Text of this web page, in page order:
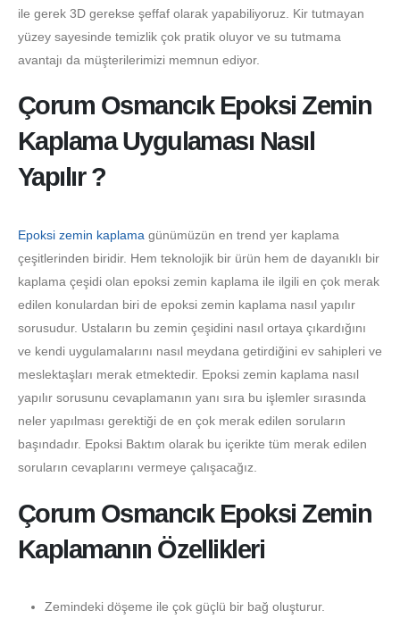
ile gerek 3D gerekse şeffaf olarak yapabiliyoruz. Kir tutmayan
yüzey sayesinde temizlik çok pratik oluyor ve su tutmama
avantajı da müşterilerimizi memnun ediyor.
Çorum Osmancık Epoksi Zemin
Kaplama Uygulaması Nasıl
Yapılır ?
Epoksi zemin kaplama günümüzün en trend yer kaplama
çeşitlerinden biridir. Hem teknolojik bir ürün hem de dayanıklı bir
kaplama çeşidi olan epoksi zemin kaplama ile ilgili en çok merak
edilen konulardan biri de epoksi zemin kaplama nasıl yapılır
sorusudur. Ustaların bu zemin çeşidini nasıl ortaya çıkardığını
ve kendi uygulamalarını nasıl meydana getirdiğini ev sahipleri ve
meslektaşları merak etmektedir. Epoksi zemin kaplama nasıl
yapılır sorusunu cevaplamanın yanı sıra bu işlemler sırasında
neler yapılması gerektiği de en çok merak edilen soruların
başındadır. Epoksi Baktım olarak bu içerikte tüm merak edilen
soruların cevaplarını vermeye çalışacağız.
Çorum Osmancık Epoksi Zemin
Kaplamanın Özellikleri
Zemindeki döşeme ile çok güçlü bir bağ oluşturur.